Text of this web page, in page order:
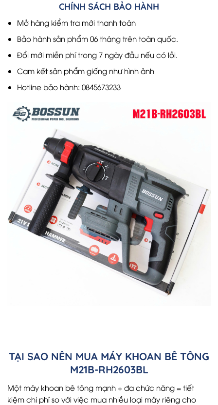
CHÍNH SÁCH BẢO HÀNH
Mở hàng kiểm tra mới thanh toán
Bảo hành sản phẩm 06 tháng trên toàn quốc.
Đổi mới miễn phí trong 7 ngày đầu nếu có lỗi.
Cam kết sản phẩm giống như hình ảnh
Hotline bảo hành: 0845673233
TẠI SAO NÊN MUA MÁY KHOAN BÊ TÔNG
M21B-RH2603BL
Một máy khoan bê tông mạnh + đa chức năng = tiết
kiệm chi phí so với việc mua nhiều loại máy riêng cho